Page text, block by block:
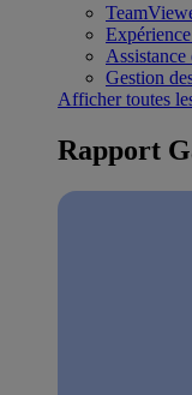
Assistance
Gestion
Afficher toutes
Rapport